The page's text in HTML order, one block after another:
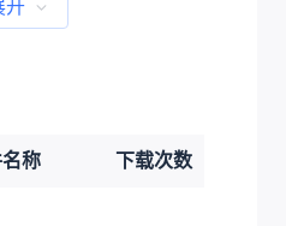
开
称 下载次数